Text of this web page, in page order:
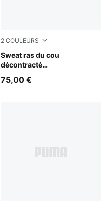
2 COULEURS
Sweat ras du cou
décontracté
Moto Unisexe
Puma Black
75,00 €